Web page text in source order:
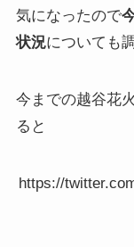
気になったので
状況についても
今までの越谷花
ると
https://